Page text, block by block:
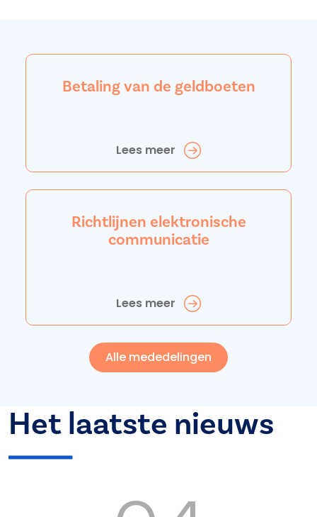
Betaling van de geldboeten
Lees meer
Richtlijnen elektronische
communicatie
Lees meer
Alle mededelingen
Het laatste nieuws